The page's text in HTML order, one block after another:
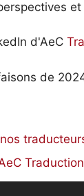
d'AeC
de